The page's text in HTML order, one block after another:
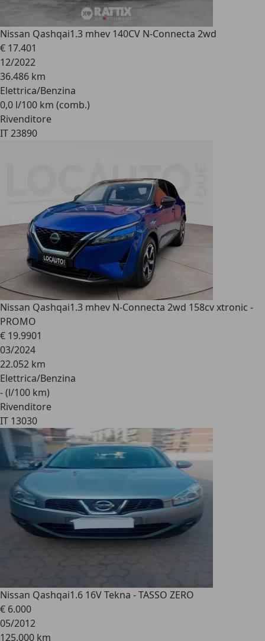
Nissan Qashqai1.3 mhev 140CV N-Connecta 2wd
€ 17.401
12/2022
36.486 km
Elettrica/Benzina
0,0 l/100 km (comb.)
Rivenditore
IT 23890
Nissan Qashqai1.3 mhev N-Connecta 2wd 158cv xtronic -
PROMO
€ 19.9901
03/2024
22.052 km
Elettrica/Benzina
- (l/100 km)
Rivenditore
IT 13030
Nissan Qashqai1.6 16V Tekna - TASSO ZERO
€ 6.000
05/2012
125.000 km